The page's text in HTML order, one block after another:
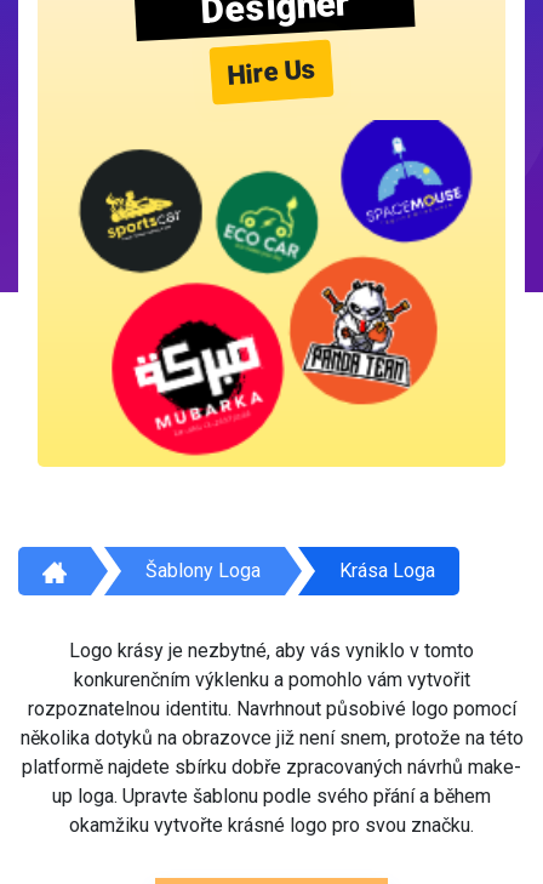
Hire Us
Šablony Loga Krása Loga
Logo krásy je nezbytné, aby vás vyniklo v tomto
konkurenčním výklenku a pomohlo vám vytvořit
rozpoznatelnou identitu. Navrhnout působivé logo pomocí
několika dotyků na obrazovce již není snem, protože na této
platformě najdete sbírku dobře zpracovaných návrhů make-
up loga. Upravte šablonu podle svého přání a během
okamžiku vytvořte krásné logo pro svou značku.